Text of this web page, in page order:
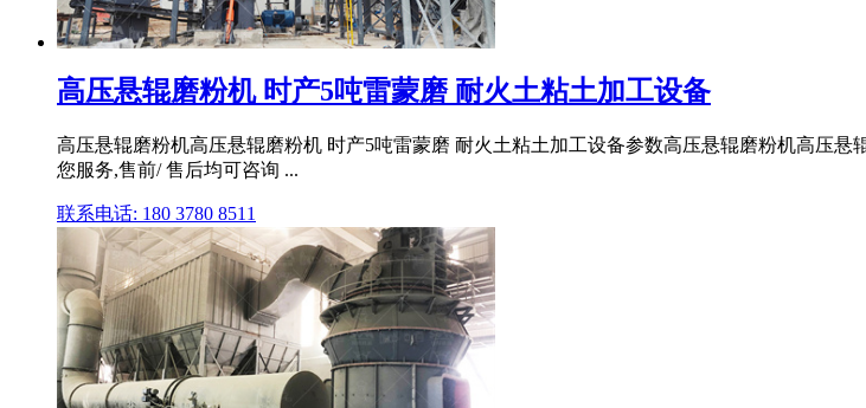
高压悬辊磨粉机 时产5吨雷蒙磨 耐火土粘土加工设备
高压悬辊磨粉机高压悬辊磨粉机 时产5吨雷蒙磨 耐火土粘土加工设备参数高压悬辊磨粉机高压
您服务,售前/ 售后均可咨询 ...
联系电话: 180 3780 8511